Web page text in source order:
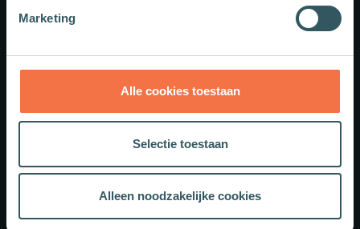
Marketing
Alle cookies toestaan
Selectie toestaan
Alleen noodzakelijke cookies
Nieuwsbrieven
Veelgestelde vragen
Contact